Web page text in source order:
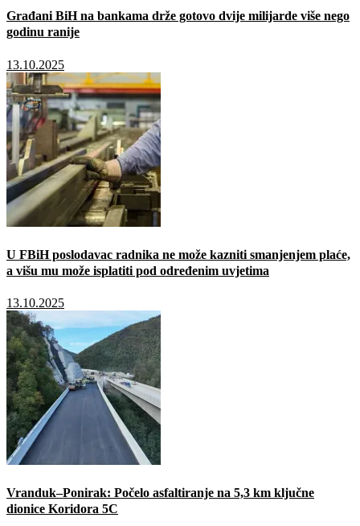
Građani BiH na bankama drže gotovo dvije milijarde više nego
godinu ranije
13.10.2025
U FBiH poslodavac radnika ne može kazniti smanjenjem plaće,
a višu mu može isplatiti pod određenim uvjetima
13.10.2025
Vranduk–Ponirak: Počelo asfaltiranje na 5,3 km ključne
dionice Koridora 5C